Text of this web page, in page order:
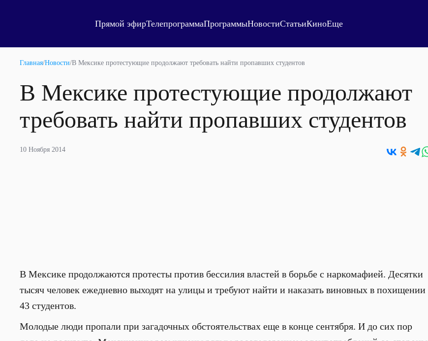
Прямой эфирТелепрограммаПрограммыНовостиСтатьиКиноЕще
Главная/Новости/В Мексике протестующие продолжают требовать найти пропавших студентов
В Мексике протестующие продолжают
требовать найти пропавших студентов
10 Ноября 2014
В Мексике продолжаются протесты против бессилия властей в борьбе с наркомафией. Десятки
тысяч человек ежедневно выходят на улицы и требуют найти и наказать виновных в похищении
43 студентов.
Молодые люди пропали при загадочных обстоятельствах еще в конце сентября. И до сих пор